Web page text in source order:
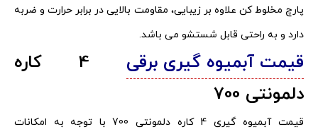
پارچ مخلوط کن علاوه بر زیبایی، مقاومت بالایی در برابر حرارت و ضربه
دارد و به راحتی قابل شستشو می باشد.
قیمت آبمیوه گیری برقی
4 کاره
دلمونتی 700
قیمت آبمیوه گیری 4 کاره دلمونتی 700 با توجه به امکانات